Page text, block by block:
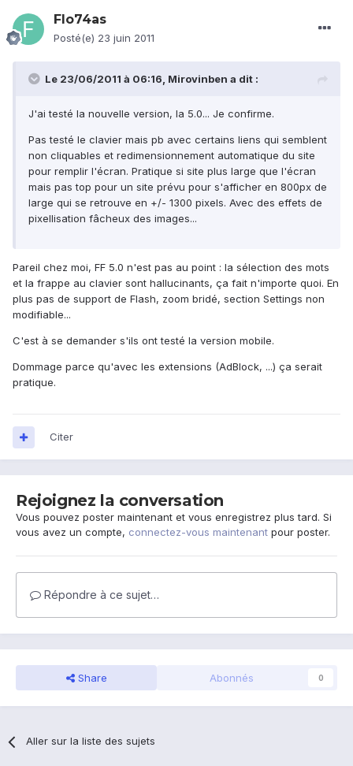
Flo74as
Posté(e) 23 juin 2011
Le 23/06/2011 à 06:16, Mirovinben a dit :
J'ai testé la nouvelle version, la 5.0... Je confirme.
Pas testé le clavier mais pb avec certains liens qui semblent
non cliquables et redimensionnement automatique du site
pour remplir l'écran. Pratique si site plus large que l'écran
mais pas top pour un site prévu pour s'afficher en 800px de
large qui se retrouve en +/- 1300 pixels. Avec des effets de
pixellisation fâcheux des images...
Pareil chez moi, FF 5.0 n'est pas au point : la sélection des mots
et la frappe au clavier sont hallucinants, ça fait n'importe quoi. En
plus pas de support de Flash, zoom bridé, section Settings non
modifiable...
C'est à se demander s'ils ont testé la version mobile.
Dommage parce qu'avec les extensions (AdBlock, ...) ça serait
pratique.
Citer
Rejoignez la conversation
Vous pouvez poster maintenant et vous enregistrez plus tard. Si
vous avez un compte, connectez-vous maintenant pour poster.
Répondre à ce sujet…
Share Abonnés 0
Aller sur la liste des sujets